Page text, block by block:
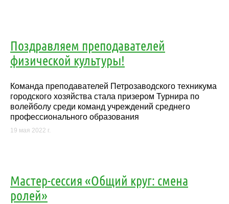
Поздравляем преподавателей
физической культуры!
Команда преподавателей Петрозаводского техникума
городского хозяйства стала призером Турнира по
волейболу среди команд учреждений среднего
профессионального образования
19 мая 2022 г.
Мастер-сессия «Общий круг: смена
ролей»